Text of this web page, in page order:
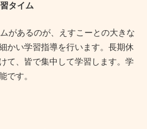
タイム
があるのが、えすこーとの大きな
かい学習指導を行います。長期休
て、皆で集中して学習します。学
です。